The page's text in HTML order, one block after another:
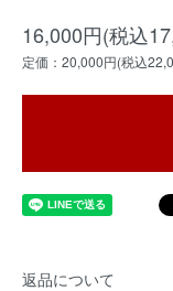
16,000円(税込
定価：20,000円(税込
返品について